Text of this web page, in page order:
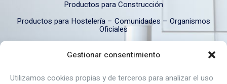
Gestionar consentimiento
Utilizamos cookies propias y de terceros para analizar el uso
Productos para Construcción
Productos para Hostelería – Comunidades – Organismos
Oficiales